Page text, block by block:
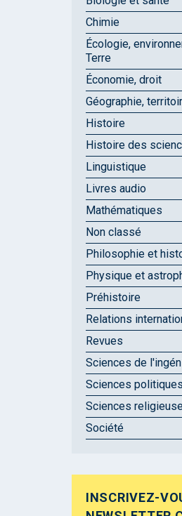
Chimie
Écologie,
Terre
Économie, droit
Géographie,
Histoire
Histoire des
Linguistique
Livres audio
Mathématiques
Non classé
Philosophie et
Physique et
Préhistoire
Relations
Revues
Sciences de
Sciences
Sciences
Société
INSCRIVEZ-